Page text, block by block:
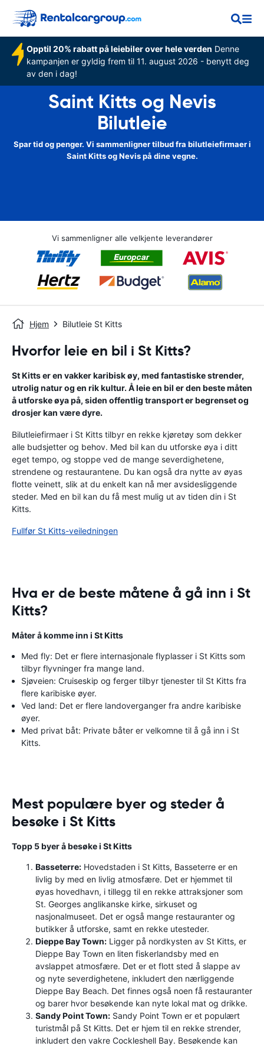
Opptil 20% rabatt på leiebiler over hele verden Denne
kampanjen er gyldig frem til 11. august 2026 - benytt deg
av den i dag!
Saint Kitts og Nevis
Bilutleie
Spar tid og penger. Vi sammenligner tilbud fra bilutleiefirmaer i
Saint Kitts og Nevis på dine vegne.
Vi sammenligner alle velkjente leverandører
Hjem Bilutleie St Kitts
Hvorfor leie en bil i St Kitts?
St Kitts er en vakker karibisk øy, med fantastiske strender,
utrolig natur og en rik kultur. Å leie en bil er den beste måten
å utforske øya på, siden offentlig transport er begrenset og
drosjer kan være dyre.
Bilutleiefirmaer i St Kitts tilbyr en rekke kjøretøy som dekker
alle budsjetter og behov. Med bil kan du utforske øya i ditt
eget tempo, og stoppe ved de mange severdighetene,
strendene og restaurantene. Du kan også dra nytte av øyas
flotte veinett, slik at du enkelt kan nå mer avsidesliggende
steder. Med en bil kan du få mest mulig ut av tiden din i St
Kitts.
Fullfør St Kitts-veiledningen
Hva er de beste måtene å gå inn i St
Kitts?
Måter å komme inn i St Kitts
Med fly: Det er flere internasjonale flyplasser i St Kitts som
tilbyr flyvninger fra mange land.
Sjøveien: Cruiseskip og ferger tilbyr tjenester til St Kitts fra
flere karibiske øyer.
Ved land: Det er flere landoverganger fra andre karibiske
øyer.
Med privat båt: Private båter er velkomne til å gå inn i St
Kitts.
Mest populære byer og steder å
besøke i St Kitts
Topp 5 byer å besøke i St Kitts
Basseterre: Hovedstaden i St Kitts, Basseterre er en
livlig by med en livlig atmosfære. Det er hjemmet til
øyas hovedhavn, i tillegg til en rekke attraksjoner som
St. Georges anglikanske kirke, sirkuset og
nasjonalmuseet. Det er også mange restauranter og
butikker å utforske, samt en rekke utesteder.
Dieppe Bay Town: Ligger på nordkysten av St Kitts, er
Dieppe Bay Town en liten fiskerlandsby med en
avslappet atmosfære. Det er et flott sted å slappe av
og nyte severdighetene, inkludert den nærliggende
Dieppe Bay Beach. Det finnes også noen få restauranter
og barer hvor besøkende kan nyte lokal mat og drikke.
Sandy Point Town: Sandy Point Town er et populært
turistmål på St Kitts. Det er hjem til en rekke strender,
inkludert den vakre Cockleshell Bay. Besøkende kan